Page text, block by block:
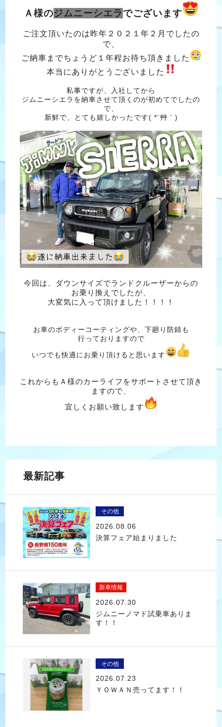
Ａ様のジムニーシエラでございます
ご注文頂いたのは昨年２０２１年２月でしたの
で、
ご納車までちょうど１年程お待ち頂きました
本当にありがとうございました
私事ですが、入社してから
ジムニーシエラを納車させて頂くのが初めてでしたの
で、
新鮮で、とても嬉しかったです( *´艸｀)
今回は、ダウンサイズでランドクルーザーからの
お乗り換えでしたが、
大変気に入って頂けました！！！！
お車のボディーコーティングや、下廻り防錆も
行っておりますので
いつでも快適にお乗り頂けると思います
これからもＡ様のカーライフをサポートさせて頂き
ますので、
宜しくお願い致します
最新記事
その他
2026.08.06
決算フェア始まりました
新車情報
2026.07.30
ジムニーノマド試乗車ありま
す！！
その他
2026.07.23
ＹＯＷＡＮ売ってます！！